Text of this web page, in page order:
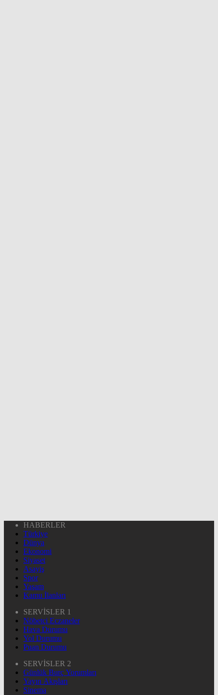
HABERLER
Türkiye
Dünya
Ekonomi
Siyaset
Asayiş
Spor
Yaşam
Kamu İlanları
SERVİSLER 1
Nöbetçi Eczaneler
Hava Durumu
Yol Durumu
Puan Durumu
SERVİSLER 2
Günlük Burç Yorumları
Yayın Akışları
Sinema